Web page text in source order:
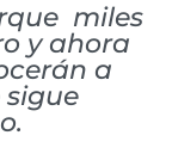
miles
y ahora
a
sigue